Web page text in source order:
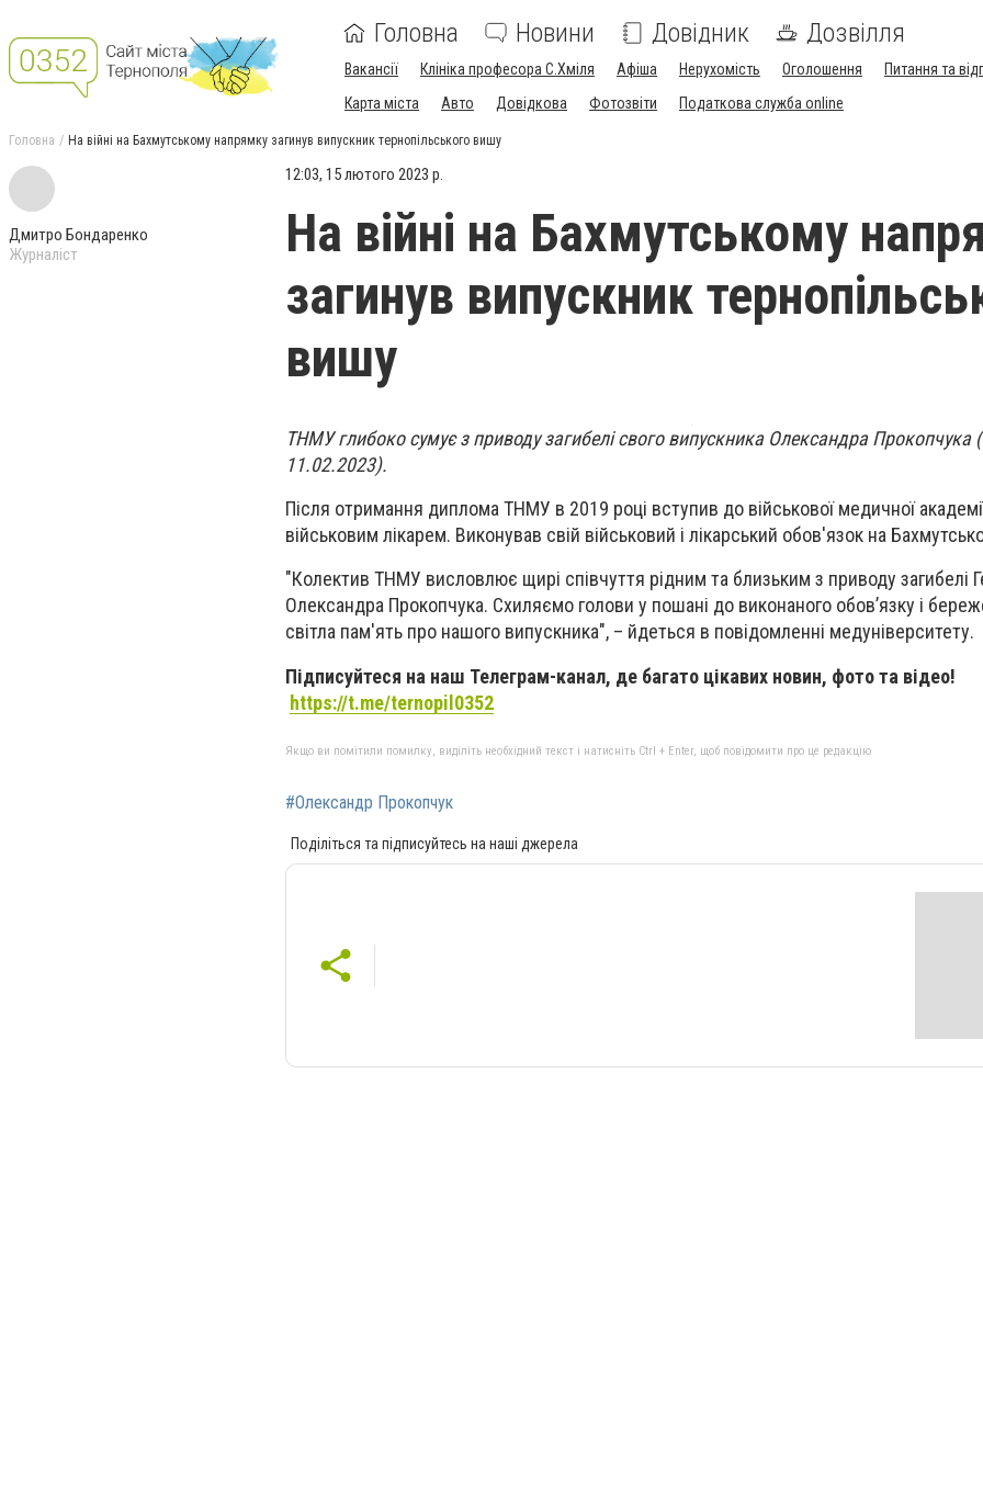
Головна Новини Довідник Дозвілля
Вакансії Клініка професора С.Хміля Афіша Нерухомість Оголошення
Питання та
Карта міста
Авто Довідкова Фотозвіти Податкова служба online
Головна На війні на Бахмутському напрямку загинув випускник тернопільського вишу
Дмитро Бондаренко
Журналіст
12:03, 15 лютого 2023 р.
На війні на Бахмутському
загинув випускник
вишу
ТНМУ глибоко сумує з приводу загибелі свого випускника Олександра Прокопчука
11.02.2023).
Після отримання диплома ТНМУ в 2019 році вступив до військової медичної
військовим лікарем. Виконував свій військовий і лікарський обов'язок на
"Колектив ТНМУ висловлює щирі співчуття рідним та близьким з приводу загибелі
Олександра Прокопчука. Схиляємо голови у пошані до виконаного обов’язку і
світла пам'ять про нашого випускника", – йдеться в повідомленні медуніверситету.
Підписуйтеся на наш Телеграм-канал, де багато цікавих новин, фото та відео!
https://t.me/ternopil0352
Якщо ви помітили помилку, виділіть необхідний текст і натисніть Ctrl + Enter, щоб повідомити про це редакцію
#Олександр Прокопчук
Поділіться та підписуйтесь на наші джерела